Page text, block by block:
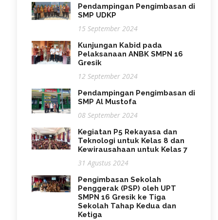
Pendampingan Pengimbasan di
SMP UDKP
15 September 2024
Kunjungan Kabid pada
Pelaksanaan ANBK SMPN 16
Gresik
12 September 2024
Pendampingan Pengimbasan di
SMP Al Mustofa
08 September 2024
Kegiatan P5 Rekayasa dan
Teknologi untuk Kelas 8 dan
Kewirausahaan untuk Kelas 7
31 Agustus 2024
Pengimbasan Sekolah
Penggerak (PSP) oleh UPT
SMPN 16 Gresik ke Tiga
Sekolah Tahap Kedua dan
Ketiga